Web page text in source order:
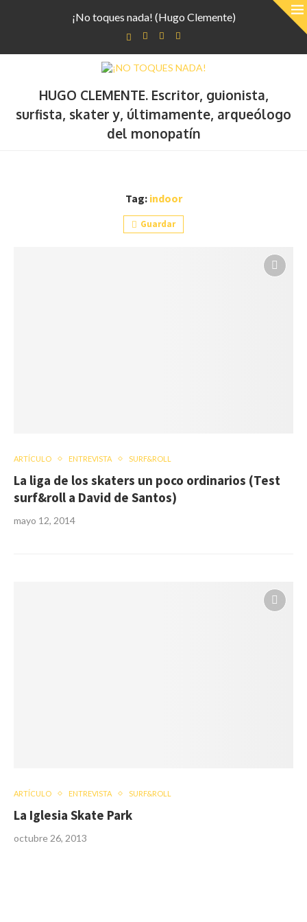
¡No toques nada! (Hugo Clemente)
HUGO CLEMENTE. Escritor, guionista,
surfista, skater y, últimamente, arqueólogo
del monopatín
Tag: indoor
Guardar
ARTÍCULO ENTREVISTA SURF&ROLL
La liga de los skaters un poco ordinarios (Test
surf&roll a David de Santos)
mayo 12, 2014
ARTÍCULO ENTREVISTA SURF&ROLL
La Iglesia Skate Park
octubre 26, 2013